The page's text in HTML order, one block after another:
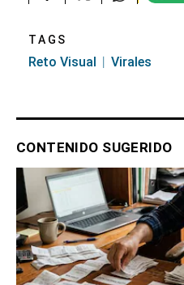
TAGS
Reto Visual Virales
CONTENIDO SUGERIDO